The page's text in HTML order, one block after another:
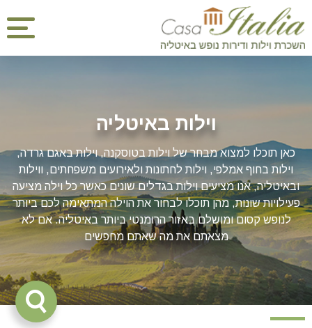
וילות באיטליה
כאן תוכלו למצוא מבחר של וילות בטוסקנה, וילות באגם גרדה,
וילות בחוף אמלפי, וילות לחתונות ולאירועים משפחתים, ווילות
ובאיטליה, אנו מציעים וילות בגדלים שונים כאשר כל וילה מציעה
פעילויות שונות, מהן תוכלו לבחור את הוילה המתאימה לכם ביותר
לנופש קסום ומושלם באזור הרומנטי ביותר באיטליה. אם לא
מצאתם את מה שאתם מחפשים